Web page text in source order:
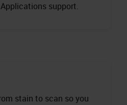
support.
stain to scan so you